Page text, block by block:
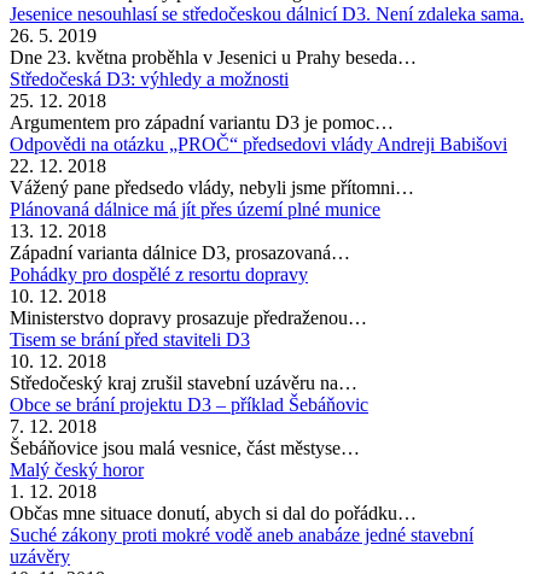
Jesenice nesouhlasí se středočeskou dálnicí D3. Není zdaleka sama.
26. 5. 2019
Dne 23. května proběhla v Jesenici u Prahy beseda…
Středočeská D3: výhledy a možnosti
25. 12. 2018
Argumentem pro západní variantu D3 je pomoc…
Odpovědi na otázku „PROČ“ předsedovi vlády Andreji Babišovi
22. 12. 2018
Vážený pane předsedo vlády, nebyli jsme přítomni…
Plánovaná dálnice má jít přes území plné munice
13. 12. 2018
Západní varianta dálnice D3, prosazovaná…
Pohádky pro dospělé z resortu dopravy
10. 12. 2018
Ministerstvo dopravy prosazuje předraženou…
Tisem se brání před staviteli D3
10. 12. 2018
Středočeský kraj zrušil stavební uzávěru na…
Obce se brání projektu D3 – příklad Šebáňovic
7. 12. 2018
Šebáňovice jsou malá vesnice, část městyse…
Malý český horor
1. 12. 2018
Občas mne situace donutí, abych si dal do pořádku…
Suché zákony proti mokré vodě aneb anabáze jedné stavební
uzávěry